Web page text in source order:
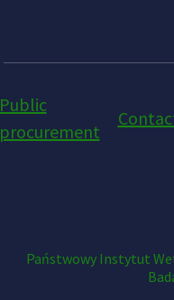
Państwowy Instytut